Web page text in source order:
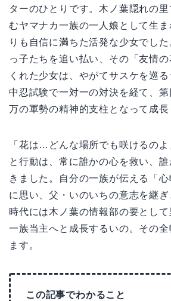
ターのひとりです。木ノ葉隠れの
むヤマナカ一族の一人娘として生ま
りも自信に満ちた活発な少女でし
っ子たちを追い払い、その「友情
くれた少女は、やがてサスケを巡る
中忍試験で一対一の対決を経て、
万の軍勢の精神的支柱となって成長
「花は…どんな場所でも咲けるの
と行動は、常に誰かの心を救い、
きました。自分の一族が伝える「心
に思い、父・いのいちの意志を継
時代には木ノ葉の情報部の要とし
一族当主へと成長するいの。その
ます。
この記事でわかること